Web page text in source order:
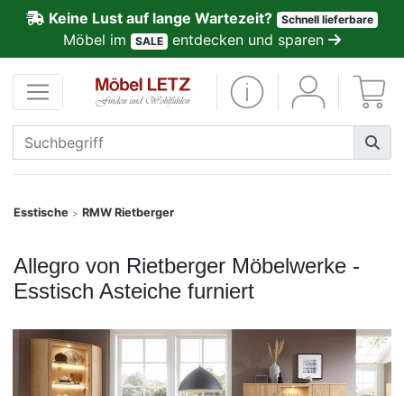
Keine Lust auf lange Wartezeit? Schnell lieferbare
Möbel im SALE entdecken und sparen
Esstische > RMW Rietberger
Allegro von Rietberger Möbelwerke -
Esstisch Asteiche furniert
Kundenmeinungen
Anmelden
PREMIUM
Schnell
SALE
Polsterplaner
Möbel-